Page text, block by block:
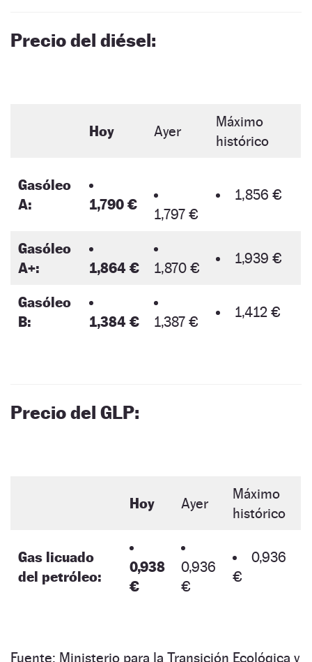
Precio del diésel:
Hoy Ayer
Máximo
histórico
Gasóleo
A:
1,790 €
1,797 €
1,856 €
Gasóleo
A+:
1,864 € 1,870 €
1,939 €
Gasóleo
B:
1,384 € 1,387 €
1,412 €
Precio del GLP:
Hoy Ayer
Máximo
histórico
Gas licuado
del petróleo:
0,938
€
0,936
€
0,936
€
Fuente: Ministerio para la Transición Ecológica y